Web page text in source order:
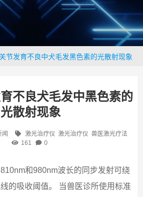
节发育不良中犬毛发黑色素的光散射现象
不良犬毛发中黑色素的
光散射现象
闻 激光治疗仪 激光治疗仪 兽医激光疗法
161
0
和980nm波长的同步发射可绕
的吸收阈值。 当兽医诊所使用标准